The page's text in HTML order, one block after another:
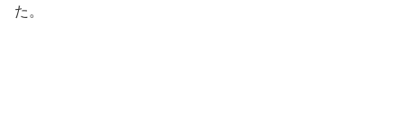
た。